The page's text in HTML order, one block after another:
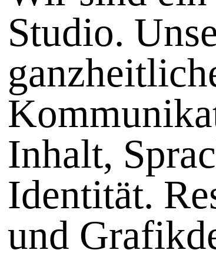
Studio.
Inhalt,
Identität.
und